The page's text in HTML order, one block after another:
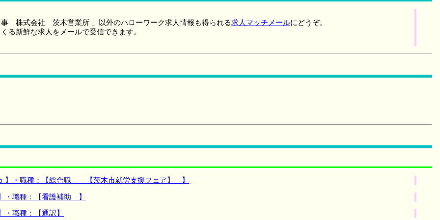
株式会社 茨木営業所 」以外のハローワーク求人情報も得られる求人マッチメールにどうぞ。
る新鮮な求人をメールで受信できます。
】・職種：【総合職 【茨木市就労支援フェア】 】
・職種：【看護補助 】
職種：【通訳】